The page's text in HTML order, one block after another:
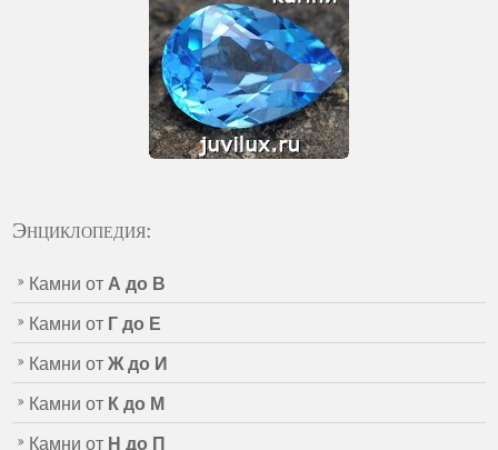
Энциклопедия:
Камни от А до В
Камни от Г до Е
Камни отЖ до И
Камни от К до М
Камни от Н до П